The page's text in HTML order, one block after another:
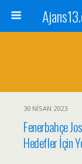
30 NISAN 2023
Fenerbahçe
Hedefler İçin